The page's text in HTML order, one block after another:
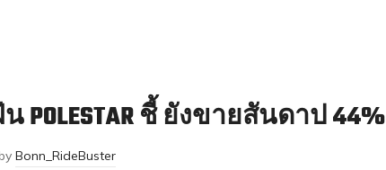
น POLESTAR ชี้ ยังขายสันดาป 44%
by Bonn_RideBuster